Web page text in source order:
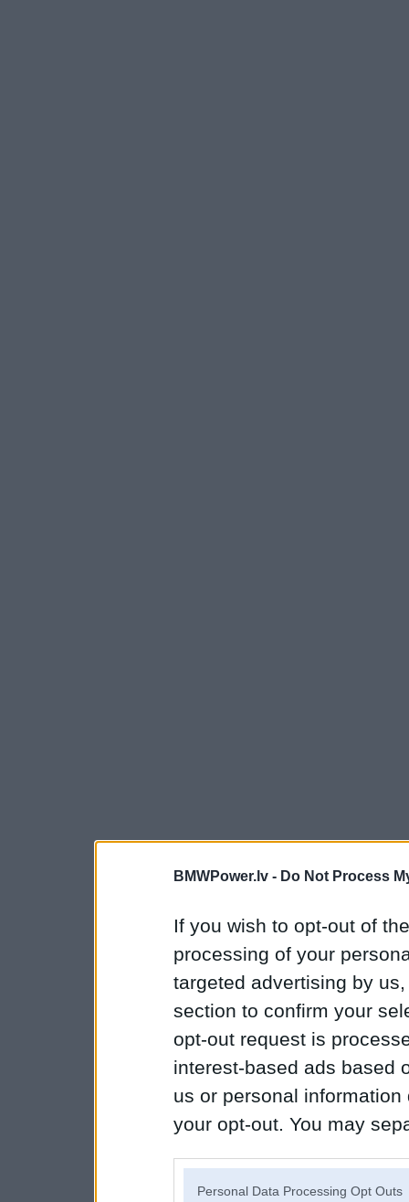
BMWPower.lv - Do Not Process
If you wish to opt-out of
processing of your
targeted advertising by
section to confirm your
opt-out request is
interest-based ads based
us or personal
your opt-out. You may
Personal Data Processing Opt Outs